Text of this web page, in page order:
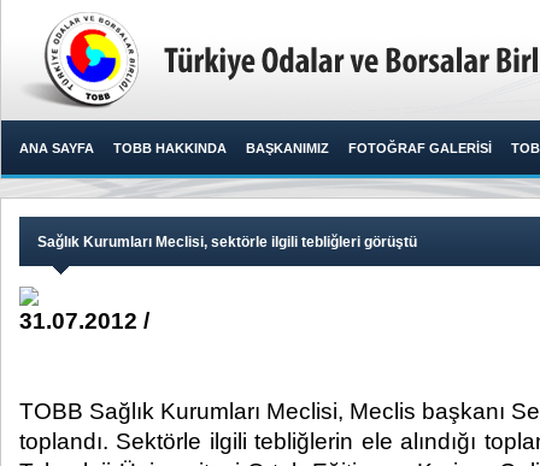
ANA SAYFA TOBB HAKKINDA BAŞKANIMIZ FOTOĞRAF GALERİSİ
Sağlık Kurumları Meclisi, sektörle ilgili tebliğleri görüştü
31.07.2012 /
TOBB Sağlık Kurumları Meclisi, Meclis başkanı
toplandı. Sektörle ilgili tebliğlerin ele alındığı